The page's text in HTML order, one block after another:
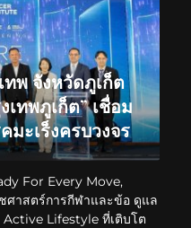
ทพ จังหวัดภูเก็ต
เทพภูเก็ต” เชื่อม
มะเร็งครบวงจร
For Every Move,
ศาสตร์การกีฬาและข้อ ดูแล
Lifestyle ที่เติบโต